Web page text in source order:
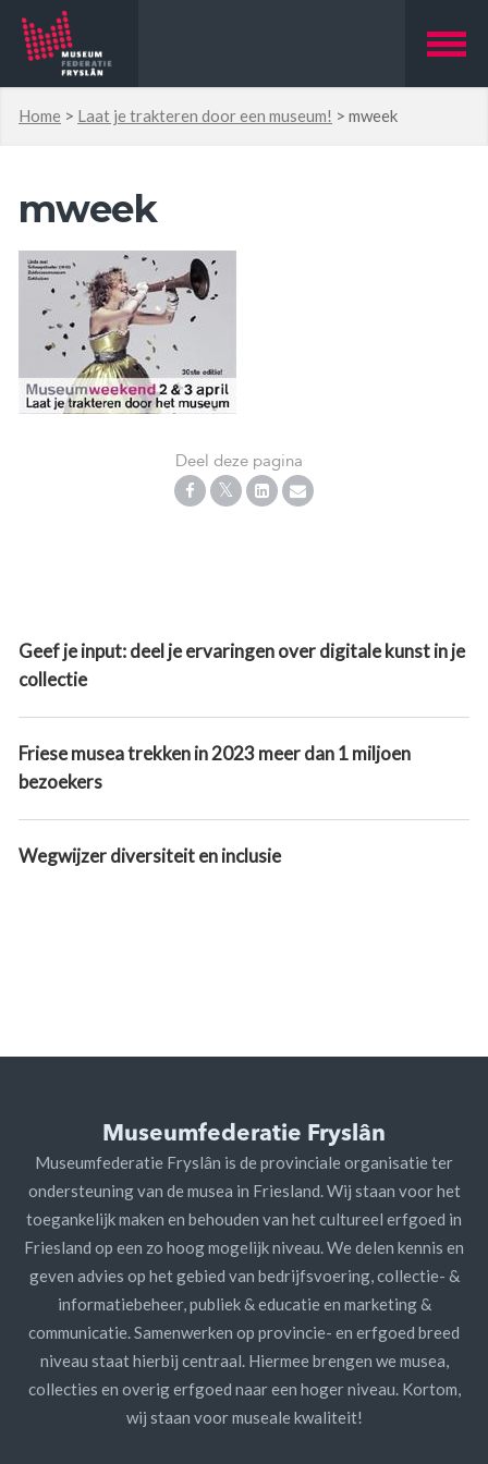
Home > Laat je trakteren door een museum! >mweek
mweek
Deel deze pagina
Geef je input: deel je ervaringen over digitale kunst in je
collectie
Friese musea trekken in 2023 meer dan 1 miljoen
bezoekers
Wegwijzer diversiteit en inclusie
Museumfederatie Fryslân
Museumfederatie Fryslân is de provinciale organisatie ter
ondersteuning van de musea in Friesland. Wij staan voor het
toegankelijk maken en behouden van het cultureel erfgoed in
Friesland op een zo hoog mogelijk niveau. We delen kennis en
geven advies op het gebied van bedrijfsvoering, collectie- &
informatiebeheer, publiek & educatie en marketing &
communicatie. Samenwerken op provincie- en erfgoed breed
niveau staat hierbij centraal. Hiermee brengen we musea,
collecties en overig erfgoed naar een hoger niveau. Kortom,
wij staan voor museale kwaliteit!